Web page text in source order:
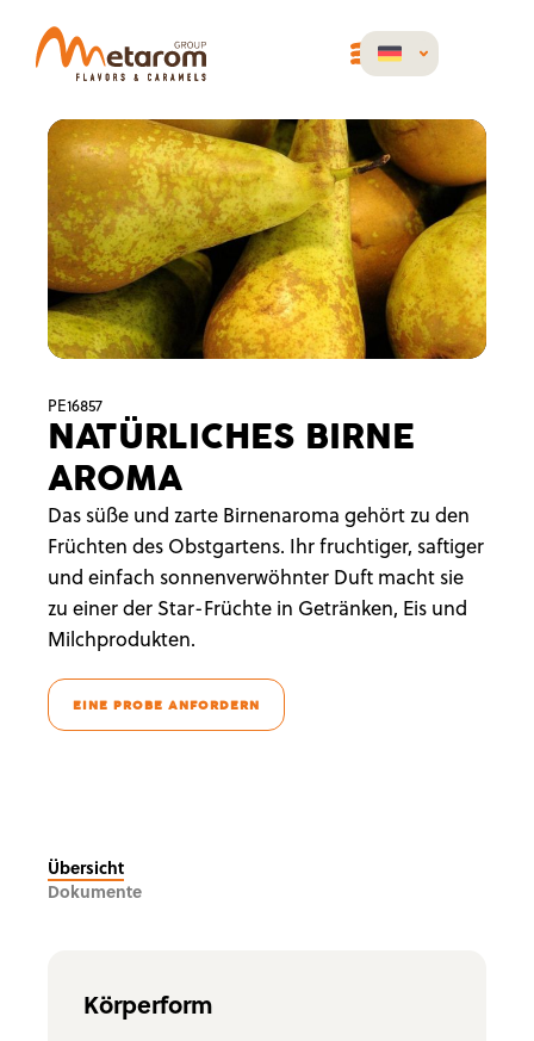
PE16857
NATÜRLICHES BIRNE
AROMA
Das süße und zarte Birnenaroma gehört zu den
Früchten des Obstgartens. Ihr fruchtiger, saftiger
und einfach sonnenverwöhnter Duft macht sie
zu einer der Star-Früchte in Getränken, Eis und
Milchprodukten.
EINE PROBE ANFORDERN
Übersicht
Dokumente
Körperform